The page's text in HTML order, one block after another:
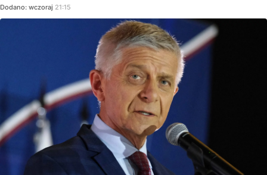
Dodano: wczoraj 21:15